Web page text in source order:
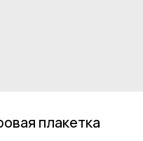
плакетка